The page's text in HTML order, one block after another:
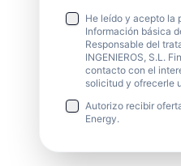
He leído y acepto la
Información básica
Responsable del
INGENIEROS, S.L.
contacto con el
solicitud y ofrecerle
Autorizo recibir
Energy.